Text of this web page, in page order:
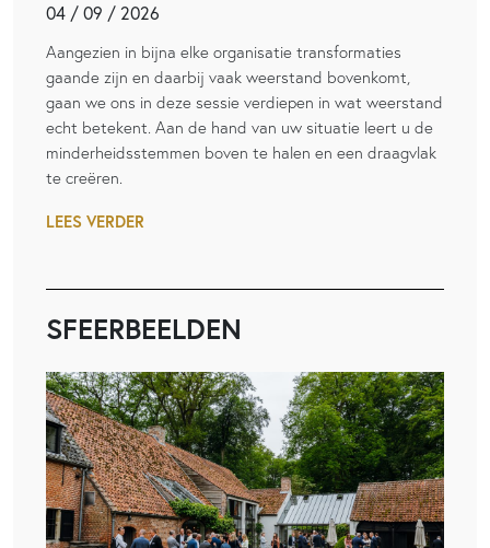
04 / 09 / 2026
Aangezien in bijna elke organisatie transformaties
gaande zijn en daarbij vaak weerstand bovenkomt,
gaan we ons in deze sessie verdiepen in wat weerstand
echt betekent. Aan de hand van uw situatie leert u de
minderheidsstemmen boven te halen en een draagvlak
te creëren.
LEES VERDER
SFEERBEELDEN